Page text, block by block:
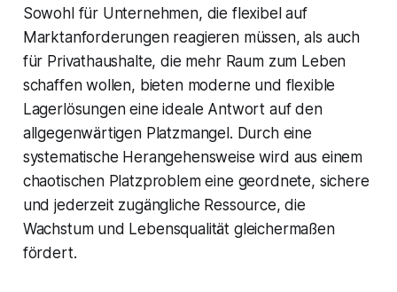
Sowohl für Unternehmen, die flexibel auf
Marktanforderungen reagieren müssen, als auch
für Privathaushalte, die mehr Raum zum Leben
schaffen wollen, bieten moderne und flexible
Lagerlösungen eine ideale Antwort auf den
allgegenwärtigen Platzmangel. Durch eine
systematische Herangehensweise wird aus einem
chaotischen Platzproblem eine geordnete, sichere
und jederzeit zugängliche Ressource, die
Wachstum und Lebensqualität gleichermaßen
fördert.